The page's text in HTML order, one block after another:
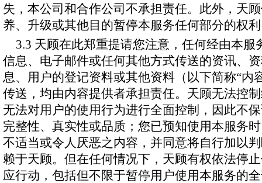
失，本公司和合作公司不承担责任。此外，天
养、升级或其他目的暂停本服务任何部分的权
3.3 天顾在此郑重提请您注意，任何经由本
信息、电子邮件或任何其他方式传送的资讯、
息、用户的登记资料或其他资料（以下简称“内
传送，均由内容提供者承担责任。天顾无法控
无法对用户的使用行为进行全面控制，因此不
完整性、真实性或品质；您已预知使用本服务
不适当或令人厌恶之内容，并同意将自行加以
赖于天顾。但在任何情况下，天顾有权依法停
应行动，包括但不限于暂停用户使用本服务的